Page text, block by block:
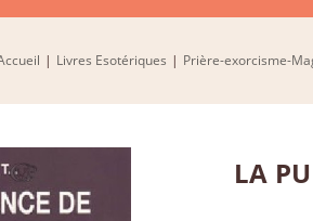
| Livres Esotériques | Prière-exorcisme-
LA